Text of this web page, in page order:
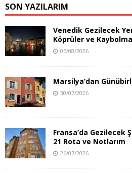
SON YAZILARIM
Venedik Gezilecek
Köprüler ve
05/08/2026
Marsilya’dan
30/07/2026
Fransa’da Gezilecek
21 Rota ve Notlarım
26/07/2026